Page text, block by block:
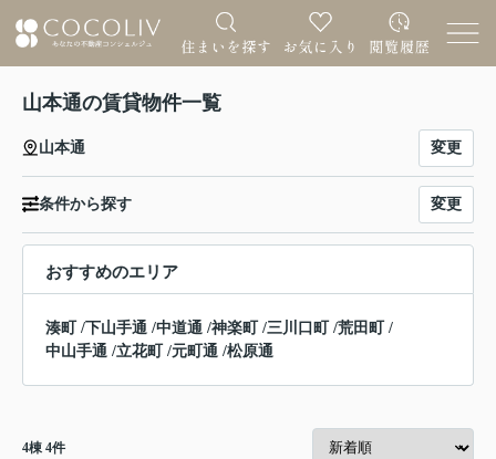
山本通の賃貸物件一覧
山本通 変更
条件から探す 変更
おすすめのエリア
湊町/下山手通 /中道通 /神楽町/三川口町/荒田町/
中山手通 /立花町/元町通 /松原通
4棟 4件